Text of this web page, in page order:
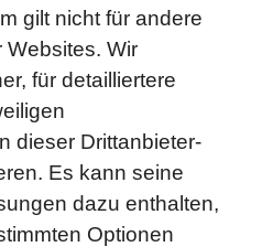
gilt nicht für andere
Websites. Wir
für detailliertere
dieser Drittanbieter-
Es kann seine
dazu enthalten,
Optionen